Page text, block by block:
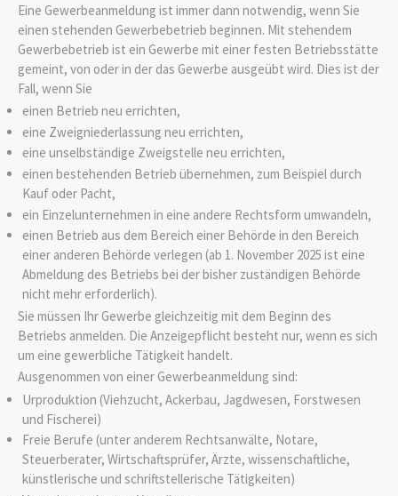
Eine Gewerbeanmeldung ist immer dann notwendig, wenn Sie
einen stehenden Gewerbebetrieb beginnen. Mit stehendem
Gewerbebetrieb ist ein Gewerbe mit einer festen Betriebsstätte
gemeint, von oder in der das Gewerbe ausgeübt wird. Dies ist der
Fall, wenn Sie
einen Betrieb neu errichten,
eine Zweigniederlassung neu errichten,
eine unselbständige Zweigstelle neu errichten,
einen bestehenden Betrieb übernehmen, zum Beispiel durch
Kauf oder Pacht,
ein Einzelunternehmen in eine andere Rechtsform umwandeln,
einen Betrieb aus dem Bereich einer Behörde in den Bereich
einer anderen Behörde verlegen (ab 1. November 2025 ist eine
Abmeldung des Betriebs bei der bisher zuständigen Behörde
nicht mehr erforderlich).
Sie müssen Ihr Gewerbe gleichzeitig mit dem Beginn des
Betriebs anmelden. Die Anzeigepflicht besteht nur, wenn es sich
um eine gewerbliche Tätigkeit handelt.
Ausgenommen von einer Gewerbeanmeldung sind:
Urproduktion (Viehzucht, Ackerbau, Jagdwesen, Forstwesen
und Fischerei)
Freie Berufe (unter anderem Rechtsanwälte, Notare,
Steuerberater, Wirtschaftsprüfer, Ärzte, wissenschaftliche,
künstlerische und schriftstellerische Tätigkeiten)